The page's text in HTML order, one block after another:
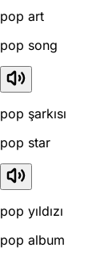
pop art
pop song
pop şarkısı
pop star
pop yıldızı
pop album